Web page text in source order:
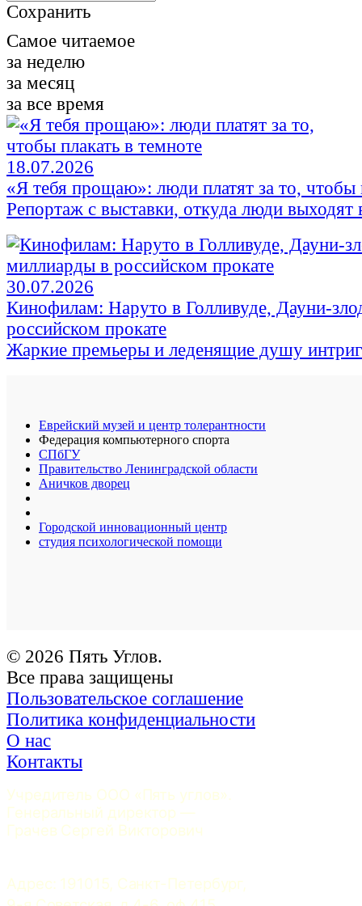
Сохранить
Самое читаемое
за неделю
за месяц
за все время
18.07.2026
«Я тебя прощаю»: люди платят за то, чтобы
Репортаж с выставки, откуда люди выходят
30.07.2026
Кинофилам: Наруто в Голливуде, Дауни-
российском прокате
Жаркие премьеры и леденящие душу
Еврейский музей и центр толерантности
Федерация компьютерного спорта
СПбГУ
Правительство Ленинградской области
Аничков дворец
Городской инновационный центр
студия психологической помощи
© 2026 Пять Углов.
Все права защищены
Пользовательское соглашение
Политика конфиденциальности
О нас
Контакты
Учредитель ООО «Пять углов».
Генеральный директор —
Грачев Сергей Викторович
Адрес: 191015, Санкт-Петербург,